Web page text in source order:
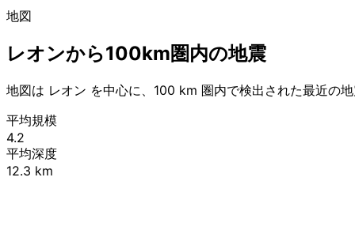
地図
レオンから100km圏内の地震
地図は レオン を中心に、100 km 圏内で検出された最近の地
平均規模
4.2
平均深度
12.3 km